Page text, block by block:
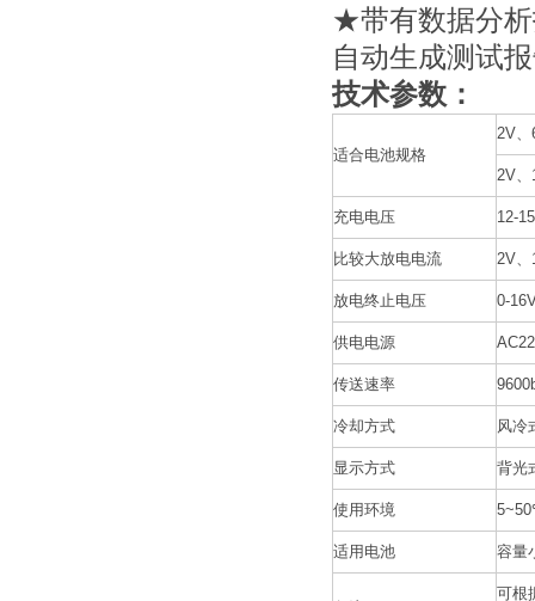
★带有数据分析
自动生成测试
技术参数：
适合电池规格
2V、
2V、
充电电压 12-
比较大放电电流 2V、
放电终止电压 0-
供电电源
传送速率
冷却方式 风冷
显示方式 背光
使用环境
适用电池 容量
可根